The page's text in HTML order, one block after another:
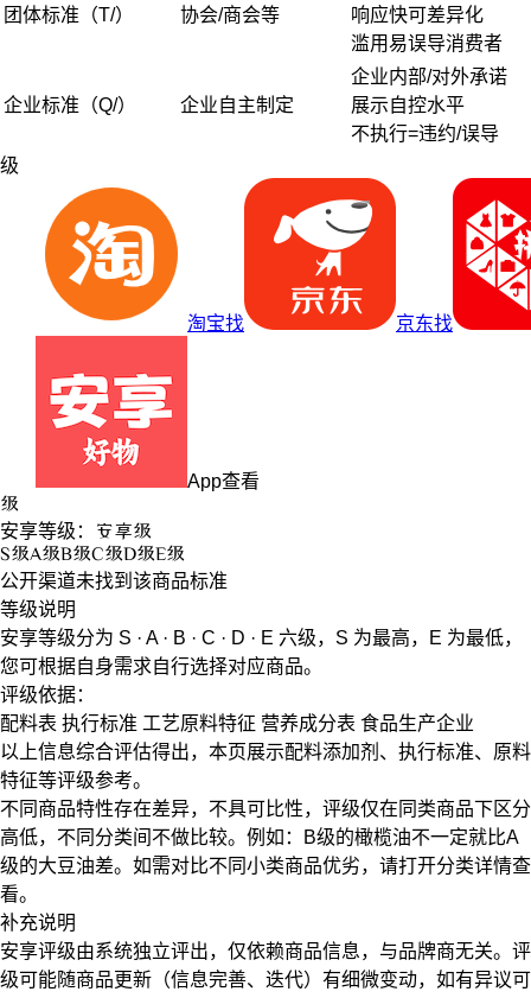
团体标准（T/） 协会/商会等
响应快可差异化
滥用易误导消费者
企业标准（Q/） 企业自主制定
企业内部/对外承诺
展示自控水平
不执行=违约/误导
级
淘宝找 京东找
App查看
级
安享等级： 安享级
S级A级B级C级D级E级
公开渠道未找到该商品标准
等级说明
安享等级分为 S · A · B · C · D · E 六级， S 为最高， E 为最低，
您可根据自身需求自行选择对应商品。
评级依据：
配料表 执行标准 工艺原料特征 营养成分表 食品生产企业
以上信息综合评估得出，本页展示配料添加剂 、 执行标准、 原料
特征等评级参考。
不同商品特性存在差异，不具可比性，评级仅在 同类商品下区分
高低，不同分类间不做比较。例如：B级的橄榄油不一定就比A
级的大豆油差。如需对比不同小类商品优劣，请打开分类详情查
看。
补充说明
安享评级由系统独立评出，仅依赖商品信息， 与品牌商无关。评
级可能随商品更新（信息完善、迭代）有细微变动，如有异议可